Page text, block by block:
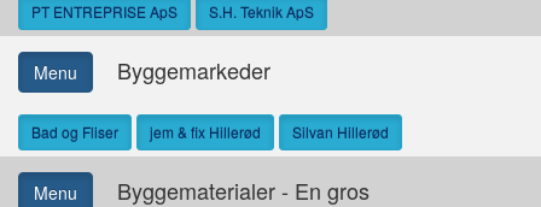
PT ENTREPRISE ApS
S.H. Teknik ApS
Menu Byggemarkeder
Bad og Fliser jem & fix Hillerød Silvan Hillerød
Menu Byggematerialer - En gros